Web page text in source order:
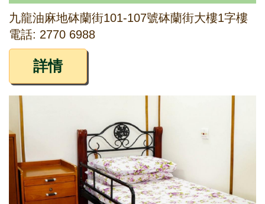
九龍油麻地砵蘭街101-107號砵蘭街大樓1字樓
電話: 2770 6988
詳情